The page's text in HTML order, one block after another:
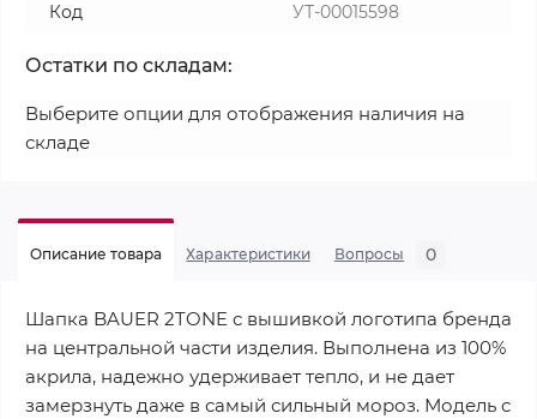
Код
УТ-00015598
Остатки по складам:
Выберите опции для отображения наличия на
складе
Описание товара Характеристики Вопросы 0
Шапка BAUER 2TONE с вышивкой логотипа бренда
на центральной части изделия. Выполнена из 100%
акрила, надежно удерживает тепло, и не дает
замерзнуть даже в самый сильный мороз. Модель с